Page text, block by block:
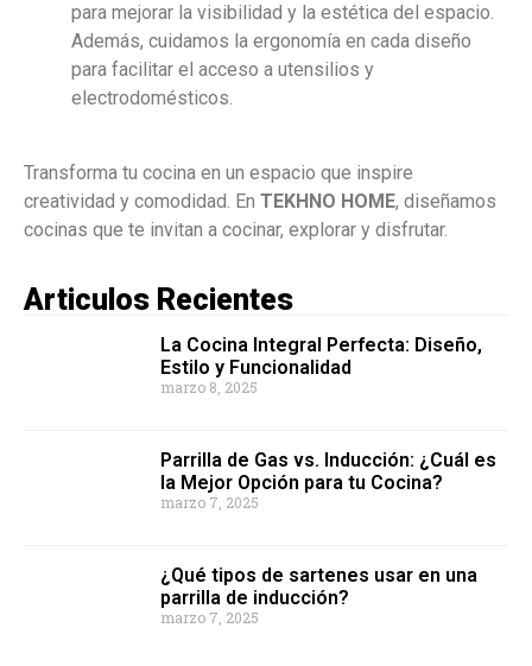
para mejorar la visibilidad y la estética del espacio.
Además, cuidamos la ergonomía en cada diseño
para facilitar el acceso a utensilios y
electrodomésticos.
Transforma tu cocina en un espacio que inspire
creatividad y comodidad. En TEKHNO HOME, diseñamos
cocinas que te invitan a cocinar, explorar y disfrutar.
Articulos Recientes
La Cocina Integral Perfecta: Diseño,
Estilo y Funcionalidad
marzo 8, 2025
Parrilla de Gas vs. Inducción: ¿Cuál es
la Mejor Opción para tu Cocina?
marzo 7, 2025
¿Qué tipos de sartenes usar en una
parrilla de inducción?
marzo 7, 2025